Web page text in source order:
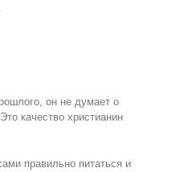
он не думает о
качество христианин
правильно питаться и